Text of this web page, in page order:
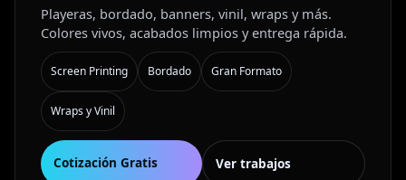
Playeras, bordado, banners, vinil, wraps y más.
Colores vivos, acabados limpios y entrega rápida.
Screen Printing Bordado Gran Formato
Wraps y Vinil
Cotización Gratis Ver trabajos